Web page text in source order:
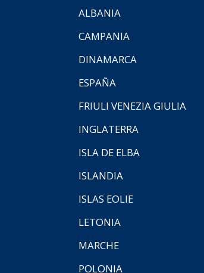
ALBANIA
CAMPANIA
DINAMARCA
ESPAÑA
FRIULI VENEZIA GIULIA
INGLATERRA
ISLA DE ELBA
ISLANDIA
ISLAS EOLIE
LETONIA
MARCHE
POLONIA